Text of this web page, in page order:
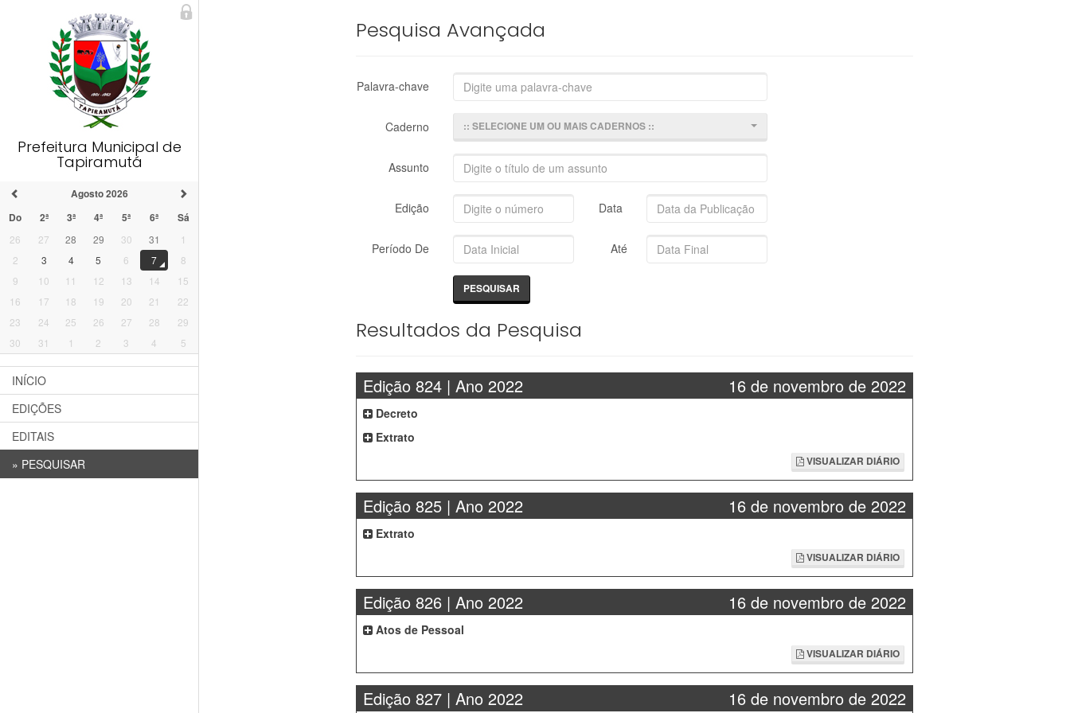
Prefeitura Municipal de
Tapiramutá
Agosto 2026
Do
2ª 3ª 4ª 5ª 6ª Sá
26 27 28 29 30 31
1
2
3 4 5 6 7
8
9
10 11 12 13 14
15
16
17 18 19 20 21
22
23
24 25 26 27 28
29
30
31 1 2 3 4 5
INÍCIO
EDIÇÕES
EDITAIS
» PESQUISAR
Pesquisa Avançada
Palavra-chave
Caderno :: SELECIONE UM OU MAIS CADERNOS ::
Assunto
Edição Data
Período De Até
Resultados da Pesquisa
Edição 824 | Ano 2022 16 de novembro de 2022
Decreto
Extrato
VISUALIZAR DIÁRIO
Edição 825 | Ano 2022 16 de novembro de 2022
Extrato
VISUALIZAR DIÁRIO
Edição 826 | Ano 2022 16 de novembro de 2022
Atos de Pessoal
VISUALIZAR DIÁRIO
Edição 827 | Ano 2022 16 de novembro de 2022